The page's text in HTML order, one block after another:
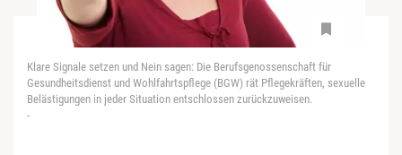
Klare Signale setzen und Nein sagen: Die Berufsgenossenschaft für
Gesundheitsdienst und Wohlfahrtspflege (BGW) rät Pflegekräften, sexuelle
Belästigungen in jeder Situation entschlossen zurückzuweisen.
-